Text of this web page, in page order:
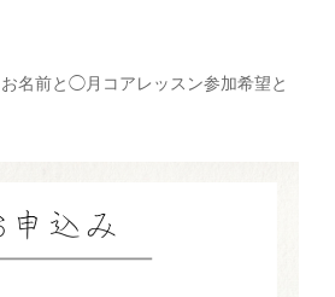
お名前と◯月コアレッスン参加希望と